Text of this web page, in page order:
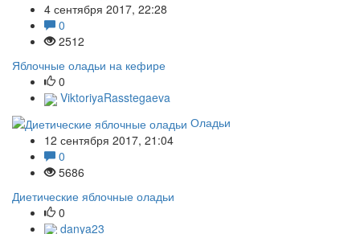
4 сентября 2017, 22:28
0
2512
Яблочные оладьи на кефире
0
ViktoriyaRasstegaeva
Оладьи
12 сентября 2017, 21:04
0
5686
Диетические яблочные оладьи
0
danya23